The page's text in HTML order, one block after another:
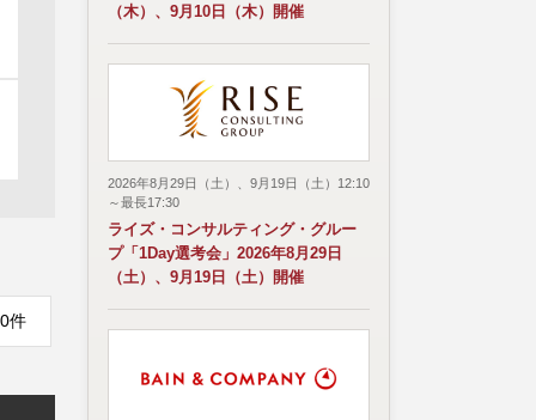
件
（木）、9月10日（木）開催
2026年8月29日（土）、9月19日（土）12:10
～最長17:30
ライズ・コンサルティング・グルー
プ「1Day選考会」2026年8月29日
（土）、9月19日（土）開催